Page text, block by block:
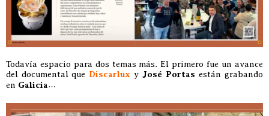
Todavía espacio para dos temas más. El primero fue un avance
del documental que Discarlux y José Portas están grabando
en Galicia…